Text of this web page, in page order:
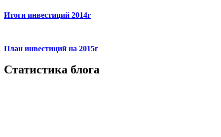
Итоги инвестиций 2014г
План инвестиций на 2015г
Статистика блога